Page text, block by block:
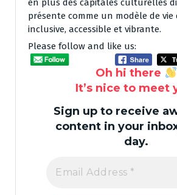
en plus des capitales culturelles
présente comme un modèle de
inclusive, accessible et vibrante.
Please follow and like us:
Oh hi there
It’s nice to meet
Sign up to receive
content in your
day.